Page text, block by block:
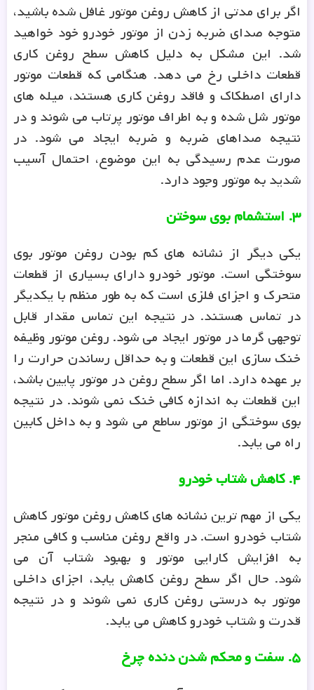
اگر برای مدتی از کاهش روغن موتور غافل شده باشید،
متوجه صدای ضربه زدن از موتور خودرو خود خواهید
شد. این مشکل به دلیل کاهش سطح روغن کاری
قطعات داخلی رخ می دهد. هنگامی که قطعات موتور
دارای اصطکاک و فاقد روغن کاری هستند، میله های
موتور شل شده و به اطراف موتور پرتاب می شوند و در
نتیجه صداهای ضربه و ضربه ایجاد می شود. در
صورت عدم رسیدگی به این موضوع، احتمال آسیب
شدید به موتور وجود دارد.
۳. استشمام بوی سوختن
یکی دیگر از نشانه های کم بودن روغن موتور بوی
سوختگی است. موتور خودرو دارای بسیاری از قطعات
متحرک و اجزای فلزی است که به طور منظم با یکدیگر
در تماس هستند. در نتیجه این تماس مقدار قابل
توجهی گرما در موتور ایجاد می شود. روغن موتور وظیفه
خنک سازی این قطعات و به حداقل رساندن حرارت را
بر عهده دارد. اما اگر سطح روغن در موتور پایین باشد،
این قطعات به اندازه کافی خنک نمی شوند. در نتیجه
بوی سوختگی از موتور ساطع می شود و به داخل کابین
راه می یابد.
۴.کاهش شتاب خودرو
یکی از مهم ترین نشانه های کاهش روغن موتور کاهش
شتاب خودرو است. در واقع روغن مناسب و کافی منجر
به افزایش کارایی موتور و بهبود شتاب آن می
شود. حال اگر سطح روغن کاهش یابد، اجزای داخلی
موتور به درستی روغن کاری نمی شوند و در نتیجه
قدرت و شتاب خودرو کاهش می یابد.
۵. سفت و محکم شدن دنده‌ چرخ